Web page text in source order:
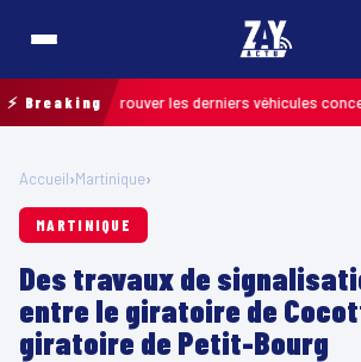
⚡ Breaking
pour retrouver les derniers véhicules concernés
Accueil›Martinique›
MARTINIQUE
Des travaux de
entre le giratoire de
giratoire de Petit-Bourg